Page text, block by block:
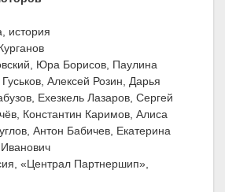
история
Юра Борисов, Паулина
Алексей Розин, Дарья
Ехезкель Лазаров, Сергей
Константин Каримов, Алиса
Антон Бабичев, Екатерина
«Централ Партнершип»,